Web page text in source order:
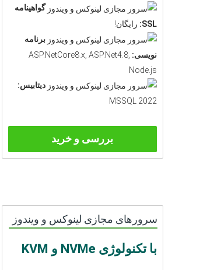
گواهینامه
SSL: رایگان!
برنامه
نویسی: ASP.NetCore8.x, ASP.Net4.8,
Node.js
دیتابیس:
MSSQL 2022
بررسی و خرید
سرورهای مجازی لینوکس و ویندوز
با تکنولوژی NVMe و KVM